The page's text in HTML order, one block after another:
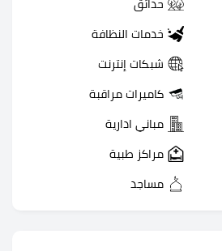
حدائق
خدمات النظافة
شبكات إنترنت
كاميرات مراقبة
مباني ادارية
مراكز طبية
مساجد